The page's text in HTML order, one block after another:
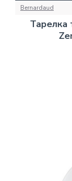
Bernardaud
Тарелка